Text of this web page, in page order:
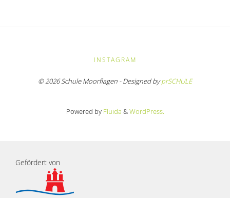
INSTAGRAM
© 2026 Schule Moorflagen - Designed byprSCHULE
Powered byFluida &WordPress.
Gefördert von